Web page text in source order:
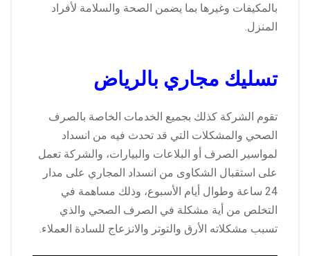
بالمكيفات وغيرها بما يضمن الصحة والسلامة لأفراد
المنزل.
تسليك مجاري بالرياض
تقوم الشركة كذلك بجميع الخدمات الخاصة بالصرف
الصحي والمشكلات التي قد تحدث فيه من انسداد
لمواسير الصرف أو البلاعات والبيارات، والشركة تعمل
على استقبال الشكاوى من انسداد المجاري على مدار
24 ساعة وطوال أيام الأسبوع، وذلك مساهمة في
التخلص من أية مشكلة في الصرف الصحي والذي
تسبب مشكلاته الأرق والتوتر والانزعاج للسادة العملاء.